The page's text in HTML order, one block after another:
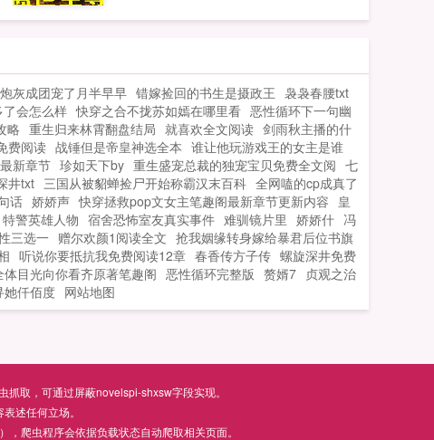
灰成团宠了月半早早 错嫁捡回的书生是摄政王 袅袅春腰txt
会怎么样 快穿之合不拢苏如嫣在哪里看 恶性循环下一句幽
略 重生归来林霄翻盘结局 就喜欢全文阅读 剑雨秋主播的什
费阅读 战锤但是帝皇神选全本 谁让他玩游戏王的女主是谁
新章节 珍如天下by 重生盛宠总裁的独宠宝贝免费全文阅 七
井txt 三国从被貂蝉捡尸开始称霸汉末百科 全网嗑的cp成真了
话 娇娇声 快穿拯救pop文女主笔趣阁最新章节更新内容 皇
特警英雄人物 宿舍恐怖室友真实事件 难驯镜片里 娇娇什 冯
三选一 赠尔欢颜1阅读全文 抢我姻缘转身嫁给暴君后位书旗
听说你要抵抗我免费阅读12章 春香传方子传 螺旋深井免费
目光向你看齐原著笔趣阁 恶性循环完整版 赘婿7 贞观之治
她仟佰度 网站地图
取，可通过屏蔽novelspi-shxsw字段实现。
述任何立场。
爬虫程序会依据负载状态自动爬取相关页面。